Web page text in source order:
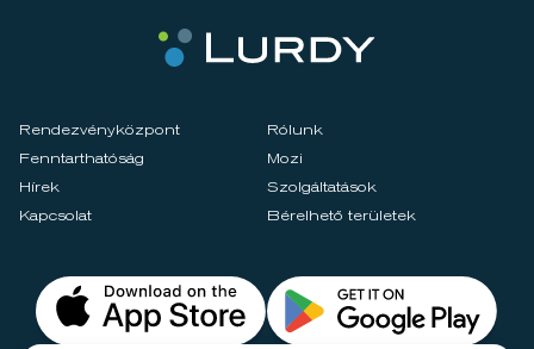
Rendezvényközpont
Rólunk
Fenntarthatóság
Mozi
Hírek
Szolgáltatások
Kapcsolat
Bérelhető területek